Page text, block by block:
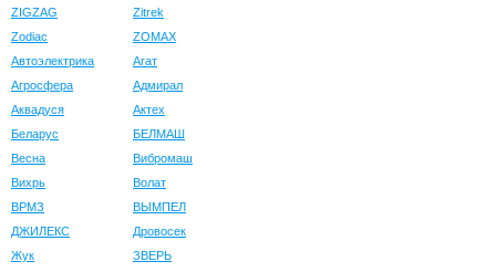
ZIGZAG
Zitrek
Zodiac
ZOMAX
Автоэлектрика
Агат
Агросфера
Адмирал
Аквадуся
Актех
Беларус
БЕЛМАШ
Весна
Вибромаш
Вихрь
Волат
ВРМЗ
ВЫМПЕЛ
ДЖИЛЕКС
Дровосек
Жук
ЗВЕРЬ